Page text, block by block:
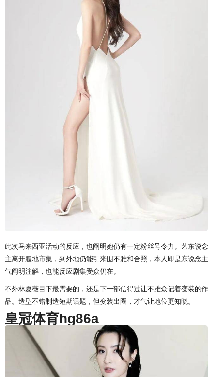
此次马来西亚活动的反应，也阐明她仍有一定粉丝号令力。艺东说念
主离开腹地市集，到外地仍能引来围不雅和合照，本人即是东说念主
气阐明注解，也能反应剧集受众仍在。
不外林夏薇目下最需要的，还是下一部信得过让不雅众记着变装的作
品。造型不错制造短期话题，但变装出圈，才气让地位更知晓。
皇冠体育hg86a